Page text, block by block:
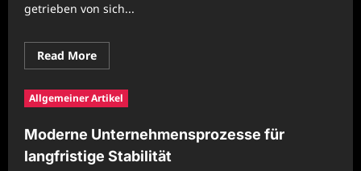
getrieben von sich...
Read MoreRead
more
Innovative
Ideen
für
Dienstleistungsbetriebe
Allgemeiner Artikel
Moderne Unternehmensprozesse für
langfristige Stabilität